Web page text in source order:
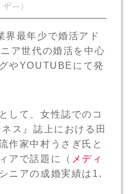
ー）
界最年少で婚活アド
ア世代の婚活を中心
やYOUTUBEにて発
して、女性誌でのコ
ス』誌上における田
作家中村うさぎ氏と
アで話題に（ メディ
ニアの成婚実績は1,